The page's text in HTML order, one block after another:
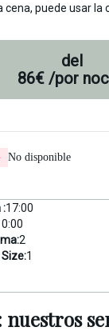
cena, puede usar la
del
86€ /por
No disponible
:17:00
2
1
nuestros